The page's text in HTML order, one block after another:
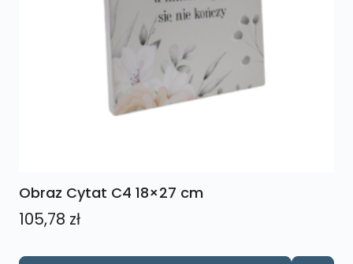
Obraz Cytat C4 18×27 cm
105,78 zł